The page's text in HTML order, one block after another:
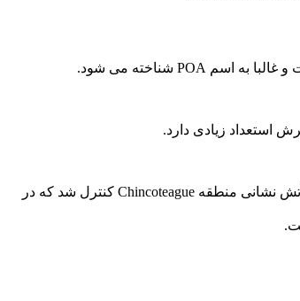
استعداد زیادی دارد.
این نوع پونی وحشی بوده و در دو تا از جزیره های ساحل ویرجینیا زندگی می کند. این پونی ها اولین بار در دهه ۱۷۰۰ میلادی کشف شدند، گله های آنها توسط آتش نشانی منطقه Chincoteague کنترل شد که در